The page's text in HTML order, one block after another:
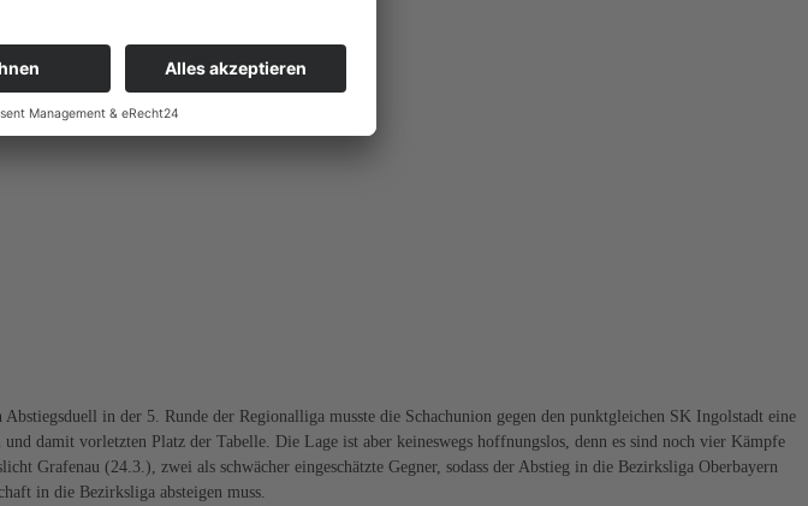
in der 5. Runde der Regionalliga musste die Schachunion gegen den punktgleichen SK Ingolstadt eine
damit vorletzten Platz der Tabelle. Die Lage ist aber keineswegs hoffnungslos, denn es sind noch vier Kämpfe
Grafenau (24.3.), zwei als schwächer eingeschätzte Gegner, sodass der Abstieg in die Bezirksliga Oberbayern
in die Bezirksliga absteigen muss.